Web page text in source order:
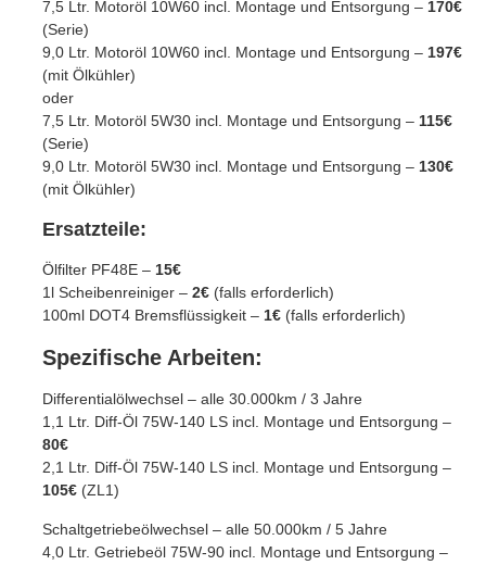
7,5 Ltr. Motoröl 10W60 incl. Montage und Entsorgung – 170€
(Serie)
9,0 Ltr. Motoröl 10W60 incl. Montage und Entsorgung – 197€
(mit Ölkühler)
oder
7,5 Ltr. Motoröl 5W30 incl. Montage und Entsorgung – 115€
(Serie)
9,0 Ltr. Motoröl 5W30 incl. Montage und Entsorgung – 130€
(mit Ölkühler)
Ersatzteile:
Ölfilter PF48E – 15€
1l Scheibenreiniger – 2€(falls erforderlich)
100ml DOT4 Bremsflüssigkeit – 1€(falls erforderlich)
Spezifische Arbeiten:
Differentialölwechsel – alle 30.000km / 3 Jahre
1,1 Ltr. Diff-Öl 75W-140 LS incl. Montage und Entsorgung –
80€
2,1 Ltr. Diff-Öl 75W-140 LS incl. Montage und Entsorgung –
105€(ZL1)
Schaltgetriebeölwechsel – alle 50.000km / 5 Jahre
4,0 Ltr. Getriebeöl 75W-90 incl. Montage und Entsorgung –